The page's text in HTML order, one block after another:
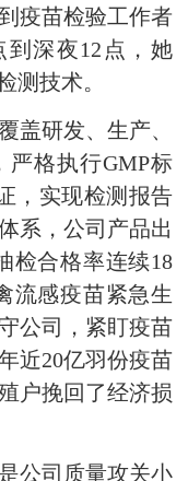
疫苗检验工作者
深夜12点，她
测技术。
研发、生产、
严格执行GMP标
，实现检测报告
系，公司产品出
检合格率连续18
流感疫苗紧急生
公司，紧盯疫苗
近20亿羽份疫苗
户挽回了经济损
公司质量攻关小